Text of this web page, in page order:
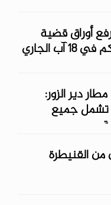
أوراق قضية
الجاري
دير الزور:
جميع
القنيطرة